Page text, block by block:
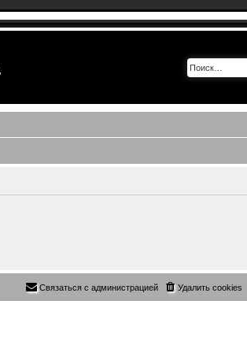
Удалить cookies
Связаться с администрацией